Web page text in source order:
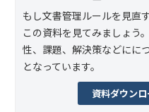
もし文書管理ルールを見直
この資料を見てみましょう
性、課題、解決策などにに
となっています。
資料ダウンロ